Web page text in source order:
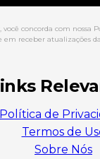
você concorda com nossa
em receber atualizações
Política de
Termos de
Sobre Nós